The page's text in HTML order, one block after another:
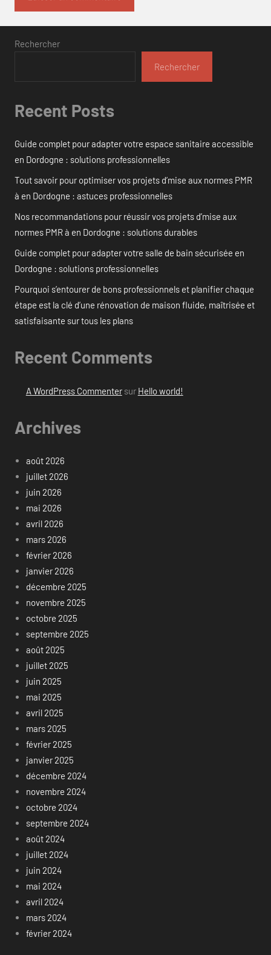
Rechercher
Rechercher
Recent Posts
Guide complet pour adapter votre espace sanitaire accessible
en Dordogne : solutions professionnelles
Tout savoir pour optimiser vos projets d’mise aux normes PMR
à en Dordogne : astuces professionnelles
Nos recommandations pour réussir vos projets d’mise aux
normes PMR à en Dordogne : solutions durables
Guide complet pour adapter votre salle de bain sécurisée en
Dordogne : solutions professionnelles
Pourquoi s’entourer de bons professionnels et planifier chaque
étape est la clé d’une rénovation de maison fluide, maîtrisée et
satisfaisante sur tous les plans
Recent Comments
A WordPress Commentersur Hello world!
Archives
août 2026
juillet 2026
juin 2026
mai 2026
avril 2026
mars 2026
février 2026
janvier 2026
décembre 2025
novembre 2025
octobre 2025
septembre 2025
août 2025
juillet 2025
juin 2025
mai 2025
avril 2025
mars 2025
février 2025
janvier 2025
décembre 2024
novembre 2024
octobre 2024
septembre 2024
août 2024
juillet 2024
juin 2024
mai 2024
avril 2024
mars 2024
février 2024